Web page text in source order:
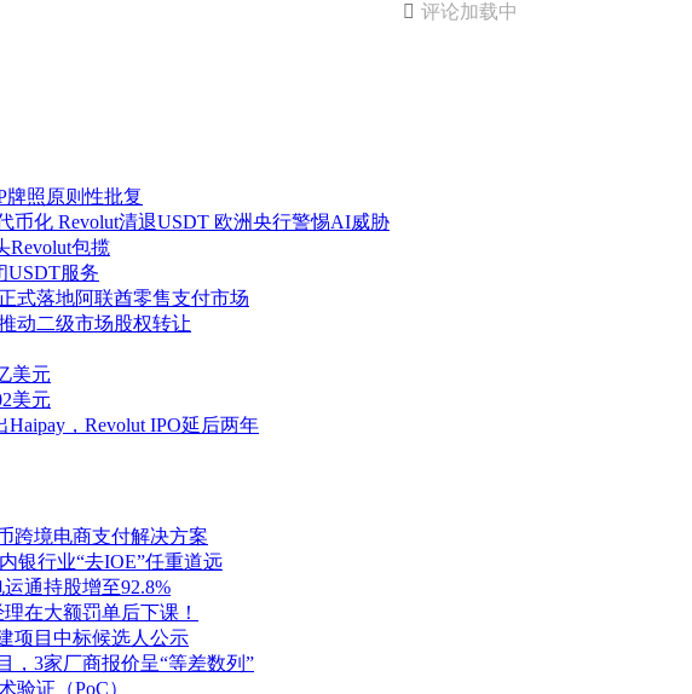
 评论加载中
牌照原则性批复
币化 Revolut清退USDT 欧洲央行警惕AI威胁
Revolut包揽
USDT服务
式落地阿联酋零售支付市场
动二级市场股权转让
美元
美元
，Revolut IPO延后两年
跨境电商支付解决方案
银行业“去IOE”任重道远
通持股增至92.8%
在大额罚单后下课！
项目中标候选人公示
，3家厂商报价呈“等差数列”
验证（PoC）